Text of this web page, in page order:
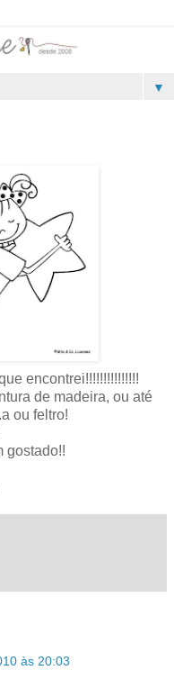
▼
encontrei!!!!!!!!!!!!!!!
de madeira, ou até
ou feltro!
gostado!!
às 20:03